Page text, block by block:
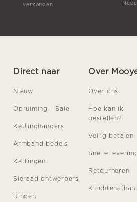
verzonden
Direct naar
Nieuw
Opruiming - Sale
Kettinghangers
Armband bedels
Kettingen
Sieraad ontwerpers
Ringen
Over
Over ons
Hoe kan ik
bestellen?
Veilig betalen
Snelle levering
Retourneren